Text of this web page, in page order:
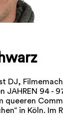
DJ,
JAHREN 94 -
queeren
in Köln. Im